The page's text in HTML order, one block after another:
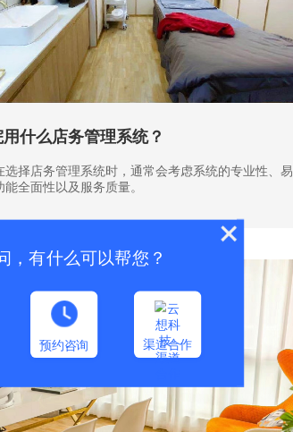
什么店务管理系统？
选择店务管理系统时，通常会考虑系统的专业性、易
能全面性以及服务质量。
，有什么可以帮您？
预约咨询 渠道合作